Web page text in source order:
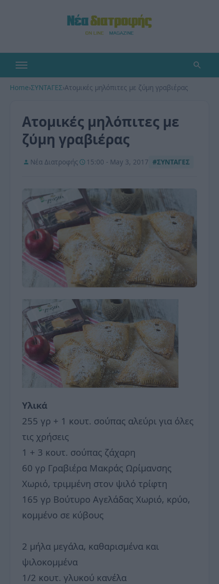
Home›ΣΥΝΤΑΓΕΣ›Ατομικές μηλόπιτες με ζύμη γραβιέρας
Ατομικές μηλόπιτες με
ζύμη γραβιέρας
Νέα Διατροφής 15:00 - May 3, 2017 #ΣΥΝΤΑΓΕΣ
Υλικά
255 γρ + 1 κουτ. σούπας αλεύρι για όλες
τις χρήσεις
1 + 3 κουτ. σούπας ζάχαρη
60 γρ Γραβιέρα Μακράς Ωρίμανσης
Χωριό, τριμμένη στον ψιλό τρίφτη
165 γρ Βούτυρο Αγελάδας Χωριό, κρύο,
κομμένο σε κύβους
2 μήλα μεγάλα, καθαρισμένα και
ψιλοκομμένα
1/2 κουτ. γλυκού κανέλα